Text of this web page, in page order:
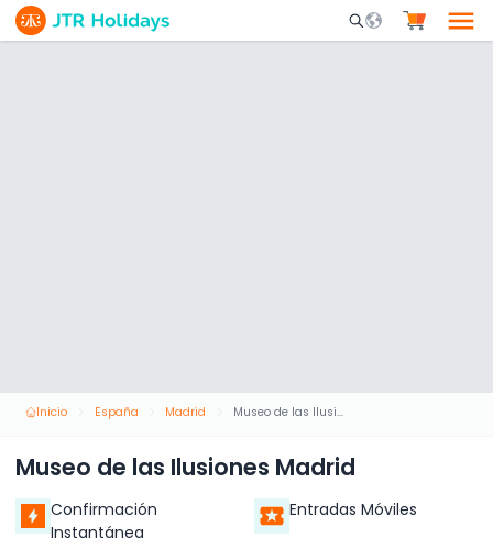
Mobile Search
Inicio España Madrid Museo de las Ilusiones Madrid
Museo de las Ilusiones Madrid
Confirmación
Instantánea
Entradas Móviles